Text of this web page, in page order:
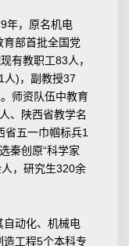
年，原名机电
育部首批全国党
有教职工83人，
人)，副教授37
师资队伍中教育
、陕西省教学名
省五一巾帼标兵1
秦创原“科学家
，研究生320余
自动化、机械电
工程5个本科专